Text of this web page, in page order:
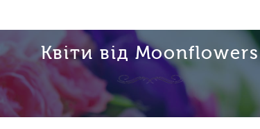
Квіти від Moonflowers